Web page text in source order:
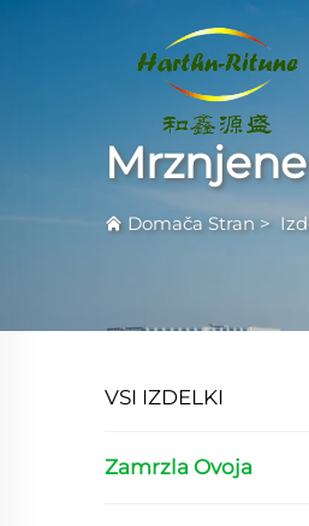
Domača Stran >
VSI IZDELKI
Zamrzla Ovoja